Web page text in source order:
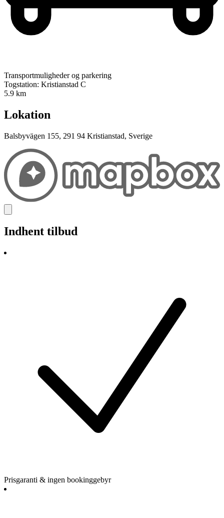
Transportmuligheder og parkering
Togstation: Kristianstad C
5.9 km
Lokation
Balsbyvägen 155, 291 94 Kristianstad, Sverige
Indhent tilbud
Prisgaranti & ingen bookinggebyr